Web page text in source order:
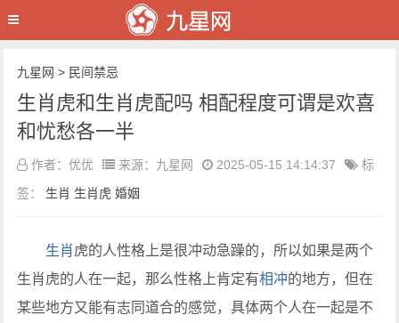
九星网 > 民间禁忌
生肖虎和生肖虎配吗 相配程度可谓是欢喜
和忧愁各一半
作者：优优 来源：九星网 2025-05-15 14:14:37
标
签： 生肖 生肖虎 婚姻
生肖虎的人性格上是很冲动急躁的，所以如果是两个
生肖虎的人在一起，那么性格上肯定有相冲的地方，但在
某些地方又能有志同道合的感觉，具体两个人在一起是不